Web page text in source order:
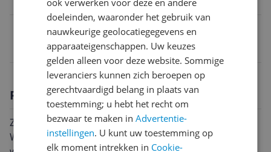
Belangrijkste kenmerken
4011283000737
Productomschrijving
Zijwindschermen passend voor Mercedes E-Klasse
W124 sedan/combi 1984-1995Regen- en
doeleinden, waaronder het gebruik van
nauwkeurige geolocatiegegevens en
apparaateigenschappen. Uw keuzes
gelden alleen voor deze website. Sommige
leveranciers kunnen zich beroepen op
gerechtvaardigd belang in plaats van
toestemming; u hebt het recht om
bezwaar te maken inAdvertentie-
instellingen. U kunt uw toestemming op
elk moment intrekken in Cookie-